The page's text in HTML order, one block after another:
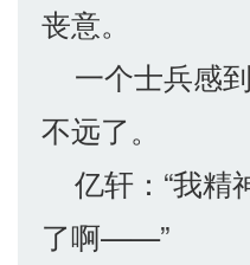
丧意。
一个士兵感
不远了。
亿轩：“我精
了啊——”